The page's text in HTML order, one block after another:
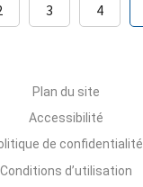
3 4
Plan du site
Accessibilité
de confidentialité
Conditions d’utilisation